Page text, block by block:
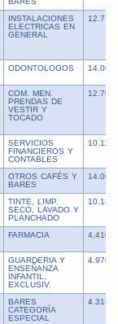
INSTALACIONES
ELECTRICAS EN
GENERAL
ODONTOLOGOS
COM. MEN.
PRENDAS DE
VESTIR Y
TOCADO
SERVICIOS
FINANCIEROS Y
CONTABLES
OTROS CAFÉS Y
BARES
TINTE, LIMP.
SECO, LAVADO Y
PLANCHADO
FARMACIA
GUARDERIA Y
ENSEÑANZA
INFANTIL,
EXCLUSIV.
BARES
CATEGORÍA
ESPECIAL